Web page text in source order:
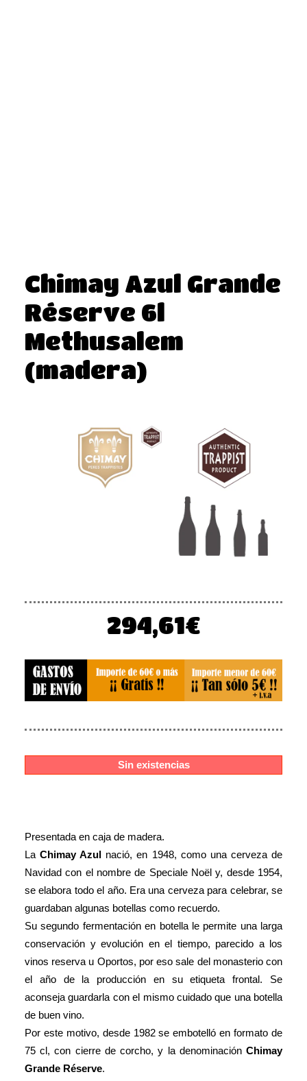
Chimay Azul Grande
Réserve 6l
Methusalem
(madera)
294,61€
Sin existencias
Presentada en caja de madera.
LaChimayAzul nació, en 1948, como una cerveza de
Navidad con el nombre de Speciale Noël y, desde 1954,
se elabora todo el año. Era una cerveza para celebrar, se
guardaban algunas botellas como recuerdo.
Su segundo fermentación en botella le permite una larga
conservación y evolución en el tiempo, parecido a los
vinos reserva u Oportos, por eso sale del monasterio con
el año de la producción en su etiqueta frontal. Se
aconseja guardarla con el mismo cuidado que una botella
de buen vino.
Por este motivo, desde 1982 se embotelló en formato de
75 cl, con cierre de corcho, y la denominación Chimay
Grande Réserve.